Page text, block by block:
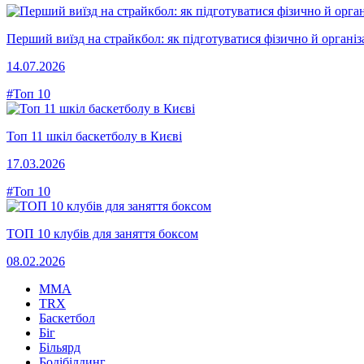
Перший виїзд на страйкбол: як підготуватися фізично й
14.07.2026
#Топ 10
Топ 11 шкіл баскетболу в Києві
17.03.2026
#Топ 10
ТОП 10 клубів для заняття боксом
08.02.2026
MMA
TRX
Баскетбол
Біг
Більярд